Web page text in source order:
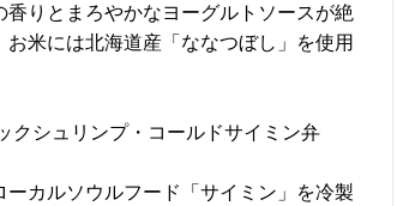
香りとまろやかなヨーグルトソースが絶
お米には北海道産「ななつぼし」を使用
クシュリンプ・コールドサイミン弁
ーカルソウルフード「サイミン」を冷製